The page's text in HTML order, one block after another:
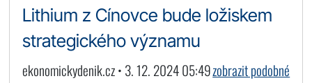
Lithium z Cínovce bude ložiskem
strategického významu
ekonomickydenik.cz • 3. 12. 2024 05:49zobrazit podobné